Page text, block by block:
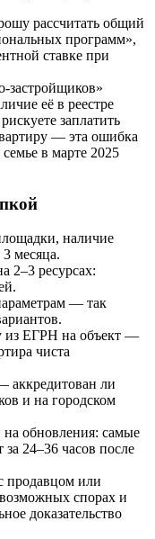
рассчитать общий
программ»,
ставке при
застройщиков»
её в реестре
заплатить
— эта ошибка
в марте 2025
наличие
месяца.
2–3 ресурсах:
— так
из ЕГРН на объект —
чиста
аккредитован ли
и на городском
обновления: самые
24–36 часов после
продавцом или
спорах и
доказательство